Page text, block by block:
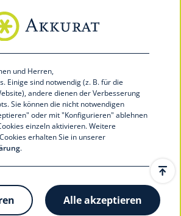
und Herren,
Einige sind notwendig (z. B. für die
andere dienen der Verbesserung
Sie können die nicht notwendigen
oder mit "Konfigurieren" ablehnen
einzeln aktivieren. Weitere
erhalten Sie in unserer
.
Alle akzeptieren
100
service GmbH